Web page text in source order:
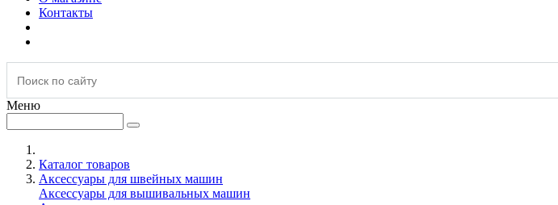
Контакты
Меню
Каталог товаров
Аксессуары для швейных машин
Аксессуары для вышивальных машин